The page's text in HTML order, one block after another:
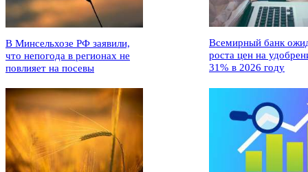
В Минсельхозе РФ заявили,
что непогода в регионах не
повлияет на посевы
Всемирный банк
роста цен на
31% в 2026 году